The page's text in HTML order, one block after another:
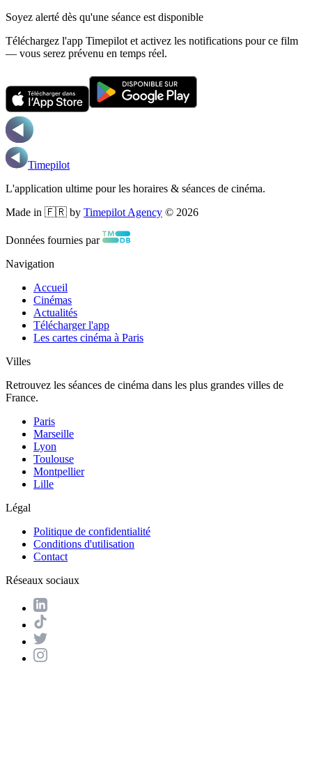
Soyez alerté dès qu'une séance est disponible
Téléchargez l'app Timepilot et activez les notifications pour ce film
— vous serez prévenu en temps réel.
Timepilot
L'application ultime pour les horaires & séances de cinéma.
Made in 🇫🇷 by Timepilot Agency © 2026
Données fournies par
Navigation
Accueil
Cinémas
Actualités
Télécharger l'app
Les cartes cinéma à Paris
Villes
Retrouvez les séances de cinéma dans les plus grandes villes de
France.
Paris
Marseille
Lyon
Toulouse
Montpellier
Lille
Légal
Politique de confidentialité
Conditions d'utilisation
Contact
Réseaux sociaux